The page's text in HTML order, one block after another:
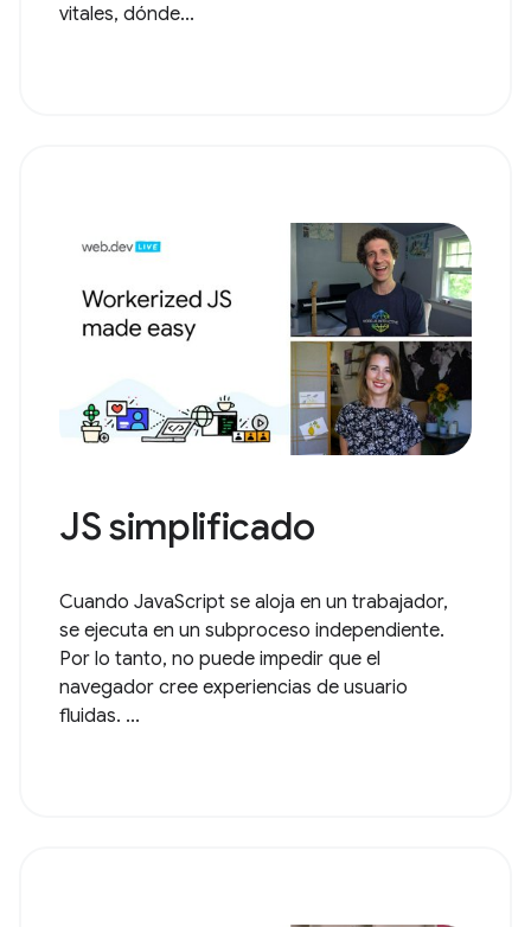
vitales, dónde...
JS simplificado
Cuando JavaScript se aloja en un trabajador,
se ejecuta en un subproceso independiente.
Por lo tanto, no puede impedir que el
navegador cree experiencias de usuario
fluidas. ...